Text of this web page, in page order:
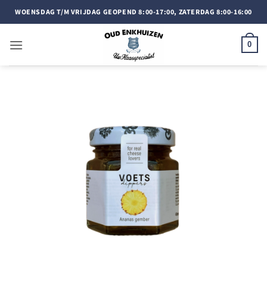
Doorgaan
naar
WOENSDAG T/M VRIJDAG GEOPEND 8:00-17:00, ZATERDAG 8:00-16:00
0